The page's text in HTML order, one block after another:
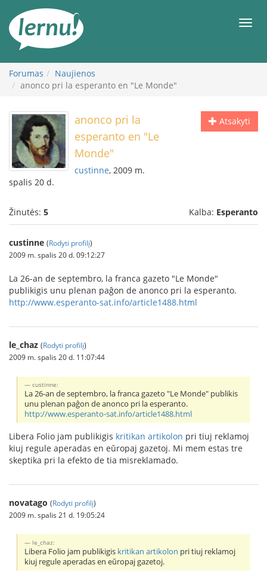
turinį
Forumas
Naujienos
anonco pri la esperanto en "Le Monde"
Atsakyti
anonco pri la
esperanto en "Le
Monde"
custinne, 2009 m.
spalis 20 d.
Žinutės: 5 Kalba: Esperanto
custinne (Rodyti profilį)
2009 m. spalis 20 d. 09:12:27
La 26-an de septembro, la franca gazeto "Le Monde"
publikigis unu plenan paĝon de anonco pri la esperanto.
http://www.esperanto-sat.info/article1488.html
le_chaz (Rodyti profilį)
2009 m. spalis 20 d. 11:07:44
custinne:
La 26-an de septembro, la franca gazeto "Le Monde" publikis
unu plenan paĝon de anonco pri la esperanto.
http://www.esperanto-sat.info/article1488.html
Libera Folio jam publikigis kritikan artikolon pri tiuj reklamoj
kiuj regule aperadas en eŭropaj gazetoj. Mi mem estas tre
skeptika pri la efekto de tia misreklamado.
novatago (Rodyti profilį)
2009 m. spalis 21 d. 19:05:24
le_chaz:
Libera Folio jam publikigis kritikan artikolon pri tiuj reklamoj
kiuj regule aperadas en eŭropaj gazetoj.